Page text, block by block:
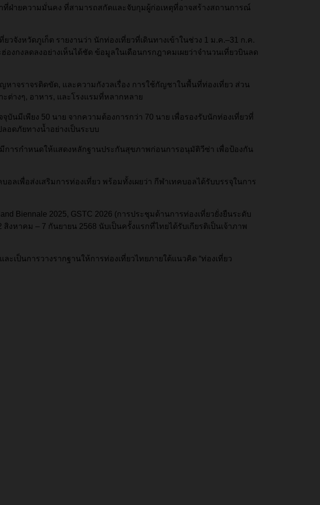
ฝ่ายความมั่นคง ที่สามารถสกัดและจับกุมผู้ก่อเหตุที่อาจสร้างสถานการณ์
จังหวัดภูเก็ต รายงานว่า นักท่องเที่ยวที่เดินทางเข้าในช่วง 1 ม.ค.–31 ก.ค.
องกงลดลงอย่างเห็นได้ชัด ข้อมูลในเดือนกรกฎาคมเผยว่าจำนวนเที่ยวบินลด
าจราจรติดขัด, และความกังวลเรื่อง การใช้กัญชาในพื้นที่ท่องเที่ยว ส่วน
ต่างๆ, อาหาร, และโรงแรมที่หลากหลาย
นมีเพียง 50 นาย จากความต้องการกว่า 70 นาย เพื่อรองรับนักท่องเที่ยวที่
อดภัยทางน้ำอย่างเป็นระบบ
การกำหนดให้แสดงหลักฐานประกันสุขภาพก่อนการอนุมัติวีซ่า เพื่อป้องกัน
เพื่อส่งเสริมการท่องเที่ยว พร้อมทั้งเผยว่า กีฬาเทคบอลได้รับบรรจุในการ
Biennale 2025, GSTC 2026 (การประชุมด้านการท่องเที่ยวยั่งยืนระดับ
งหาคม – 7 กันยายน 2568 นับเป็นครั้งแรกที่ไทยได้รับเกียรติเป็นเจ้าภาพ
เป็นการวางรากฐานให้การท่องเที่ยวไทยภายใต้แนวคิด “ท่องเที่ยว